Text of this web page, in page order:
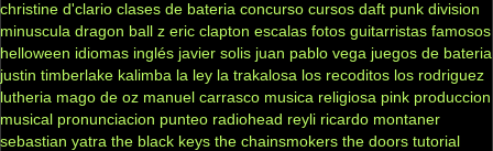
christine d'clario clases de bateria concurso cursos daft punk division
minuscula dragon ball z eric clapton escalas fotos guitarristas famosos
helloween idiomas inglés javier solis juan pablo vega juegos de bateria
justin timberlake kalimba la ley la trakalosa los recoditos los rodriguez
lutheria mago de oz manuel carrasco musica religiosa pink produccion
musical pronunciacion punteo radiohead reyli ricardo montaner
sebastian yatra the black keys the chainsmokers the doors tutorial